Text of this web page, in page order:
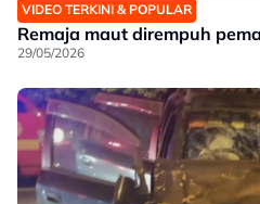
VIDEO TERKINI & POPULAR
Remaja maut dirempuh
29/05/2026